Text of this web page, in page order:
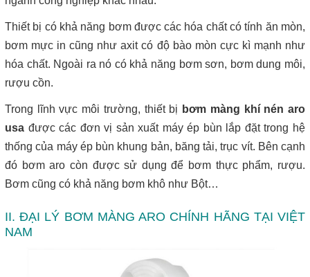
Thiết bị có khả năng bơm được các hóa chất có tính ăn mòn,
bơm mực in cũng như axit có độ bào mòn cực kì mạnh như
hóa chất. Ngoài ra nó có khả năng bơm sơn, bơm dung môi,
rượu cồn.
Trong lĩnh vực môi trường, thiết bị bơm màng khí nén aro
usa được các đơn vị sản xuất máy ép bùn lắp đặt trong hệ
thống của máy ép bùn khung bản, băng tải, trục vít. Bên cạnh
đó bơm aro còn được sử dụng để bơm thực phẩm, rượu.
Bơm cũng có khả năng bơm khô như Bột…
II. ĐẠI LÝ BƠM MÀNG ARO CHÍNH HÃNG TẠI VIỆT
NAM